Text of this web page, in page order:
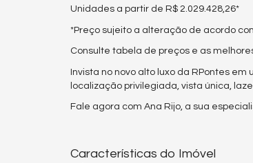
Unidades a partir de R$ 2.029.428,26*
*Preço sujeito a alteração de acordo
Consulte tabela de preços e as
Invista no novo alto luxo da RPontes
localização privilegiada, vista única,
Fale agora com Ana Rijo, a sua
Características do Imóvel